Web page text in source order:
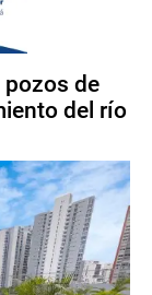
de
del río